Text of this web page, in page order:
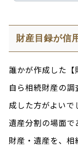
財産目録が信
誰かが作成した【
自ら相続財産の
成した方がよいで
遺産分割の場面
財産・遺産を、